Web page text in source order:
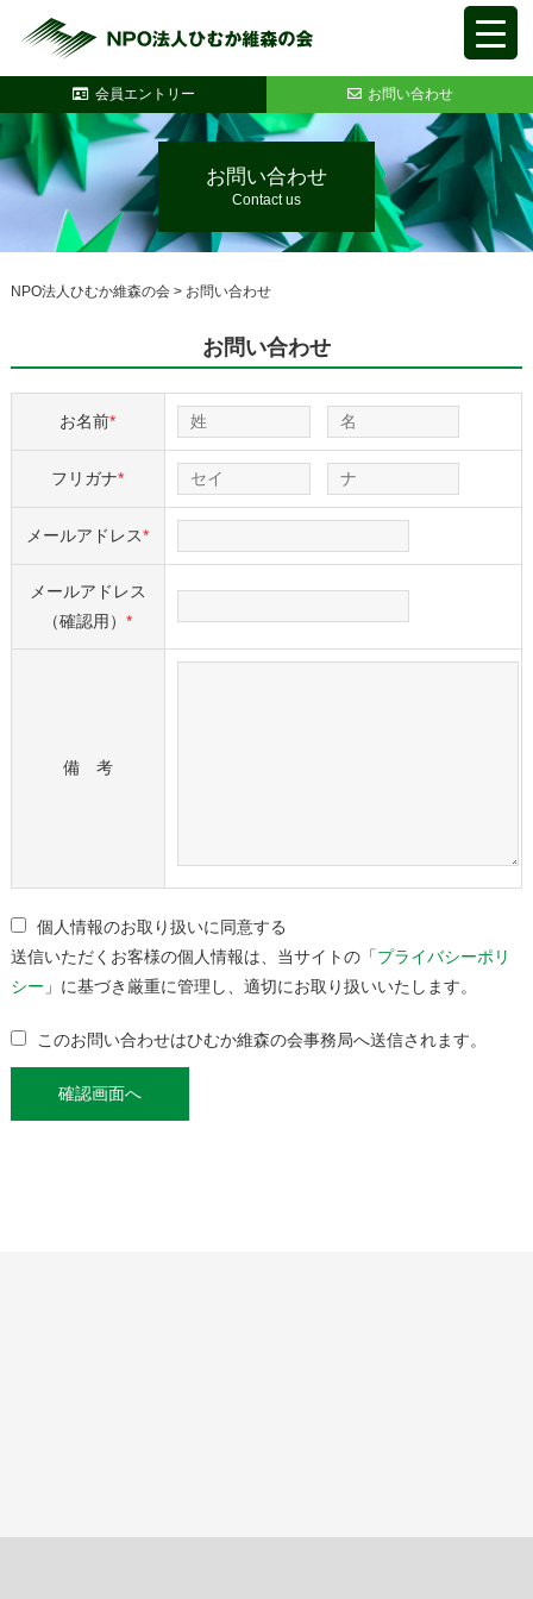
会員エントリー お問い合わせ
お問い合わせ
Contact us
NPO法人ひむか維森の会> お問い合わせ
お問い合わせ
お名前*
フリガナ*
メールアドレス*
メールアドレス
（確認⽤）*
備 考
個⼈情報のお取り扱いに同意する
送信いただくお客様の個⼈情報は、当サイトの「プライバシーポリ
シー 」に基づき厳重に管理し、適切にお取り扱いいたします。
このお問い合わせはひむか維森の会事務局へ送信されます。